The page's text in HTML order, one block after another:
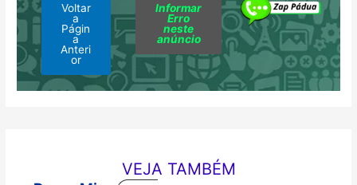
Voltar
a
Págin
a
Anteri
or
Informar
Erro
neste
anúncio
VEJA TAMBÉM